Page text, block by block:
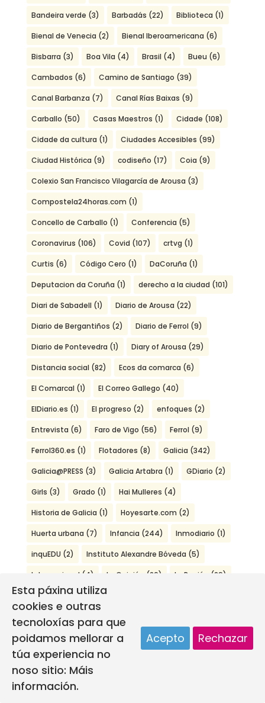
Bandeira verde (3) Barbadás (22) Biblioteca (1)
Bienal de Venecia (2) Bienal Iberoamericana (6)
Bisbarra (3) Boa Vila (4) Brasil (4) Bueu (6)
Cambados (6) Camino de Santiago (39)
Canal Barbanza (7) Canal Rías Baixas (9)
Carballo (50) Casas Maestros (1) Cidade (108)
Cidade da cultura (1) Ciudades Accesibles (99)
Ciudad Histórica (9) codiseño (17) Coia (9)
Colexio San Francisco Vilagarcía de Arousa (3)
Compostela24horas.com (1)
Concello de Carballo (1) Conferencia (5)
Coronavirus (106) Covid (107) crtvg (1)
Curtis (6) Código Cero (1) DaCoruña (1)
Deputacion da Coruña (1) derecho a la ciudad (101)
Diari de Sabadell (1) Diario de Arousa (22)
Diario de Bergantiños (2) Diario de Ferrol (9)
Diario de Pontevedra (1) Diary of Arousa (29)
Distancia social (82) Ecos da comarca (6)
El Comarcal (1) El Correo Gallego (40)
ElDiario.es (1) El progreso (2) enfoques (2)
Entrevista (6) Faro de Vigo (56) Ferrol (9)
Ferrol360.es (1) Flotadores (8) Galicia (342)
Galicia@PRESS (3) Galicia Artabra (1) GDiario (2)
Girls (3) Grado (1) Hai Mulleres (4)
Historia de Galicia (1) Hoyesarte.com (2)
Huerta urbana (7) Infancia (244) Inmodiario (1)
inquEDU (2) Instituto Alexandre Bóveda (5)
Internacional(4) La Opinión (20) La Región (29)
La Voz de Galicia(139)
Lindeiros
Lo Que Yo Te Digo(2) Ludantia(4) Madrid(4)
Malpica(18) Medio ambiente
Esta páxina utiliza
cookies e outras
tecnoloxías para que
poidamos mellorar a
túa experiencia no
noso sitio: Máis
información.
Acepto Rechazar